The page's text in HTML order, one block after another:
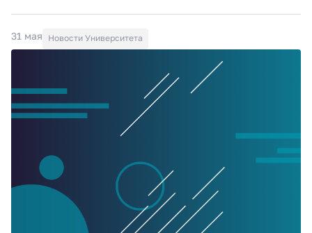
31 мая Новости Университета